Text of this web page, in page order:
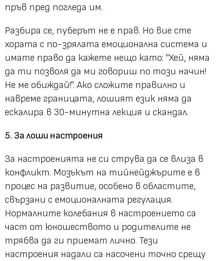
пръв пред погледа им.
Разбира се, пуберът не е прав. Но вие сте
хората с по-зрялата емоционална система и
имате право да кажете нещо като: "Хей, няма
да ти позволя да ми говориш по този начин!
Не ме обиждай!". Ако сложите правилно и
навреме границата, лошият език няма да
ескалира в 30-минутна лекция и скандал.
5. За лоши настроения
За настроенията не си струва да се влиза в
конфликт. Мозъкът на тийнейджърите е в
процес на развитие, особено в областите,
свързани с емоционалната регулация.
Нормалните колебания в настроението са
част от юношеството и родителите не
трябва да ги приемат лично. Тези
настроения надали са насочени точно срещу